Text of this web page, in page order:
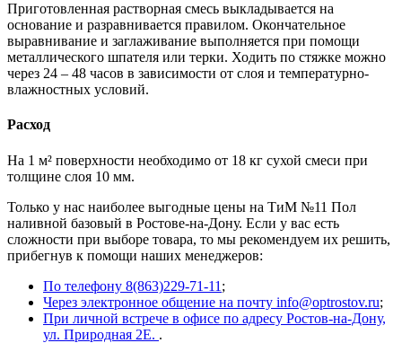
Приготовленная растворная смесь выкладывается на
основание и разравнивается правилом. Окончательное
выравнивание и заглаживание выполняется при помощи
металлического шпателя или терки. Ходить по стяжке можно
через 24 – 48 часов в зависимости от слоя и температурно-
влажностных условий.
Расход
На 1 м² поверхности необходимо от 18 кг сухой смеси при
толщине слоя 10 мм.
Только у нас наиболее выгодные цены на ТиМ №11 Пол
наливной базовый в Ростове-на-Дону. Если у вас есть
сложности при выборе товара, то мы рекомендуем их решить,
прибегнув к помощи наших менеджеров:
По телефону 8(863)229-71-11 ;
Через электронное общение на почту info@optrostov.ru;
При личной встрече в офисе по адресу Ростов-на-Дону,
ул. Природная 2Е. .